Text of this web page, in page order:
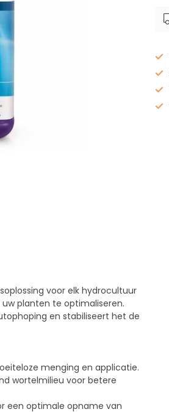
voor elk hydrocultuur
planten te optimaliseren.
en stabiliseert het de
menging en applicatie.
wortelmilieu voor betere
een optimale opname van